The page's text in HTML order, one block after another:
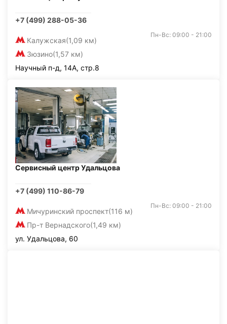
+7 (499) 288-05-36
Калужская(1,09 км)
Зюзино(1,57 км)
Пн-Вс: 09:00 - 21:00
Научный п-д, 14А, стр.8
Сервисный центр Удальцова
+7 (499) 110-86-79
Мичуринский проспект(116 м)
Пр-т Вернадского(1,49 км)
Пн-Вс: 09:00 - 21:00
ул. Удальцова, 60